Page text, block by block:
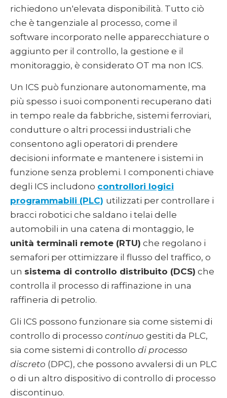
richiedono un'elevata disponibilità. Tutto ciò
che è tangenziale al processo, come il
software incorporato nelle apparecchiature o
aggiunto per il controllo, la gestione e il
monitoraggio, è considerato OT ma non ICS.
Un ICS può funzionare autonomamente, ma
più spesso i suoi componenti recuperano dati
in tempo reale da fabbriche, sistemi ferroviari,
condutture o altri processi industriali che
consentono agli operatori di prendere
decisioni informate e mantenere i sistemi in
funzione senza problemi. I componenti chiave
degli ICS includono controllori logici
programmabili (PLC) utilizzati per controllare i
bracci robotici che saldano i telai delle
automobili in una catena di montaggio, le
unità terminali remote (RTU) che regolano i
semafori per ottimizzare il flusso del traffico, o
un sistema di controllo distribuito (DCS) che
controlla il processo di raffinazione in una
raffineria di petrolio.
Gli ICS possono funzionare sia come sistemi di
controllo di processo continuo gestiti da PLC,
sia come sistemi di controllo di processo
discreto (DPC), che possono avvalersi di un PLC
o di un altro dispositivo di controllo di processo
discontinuo.